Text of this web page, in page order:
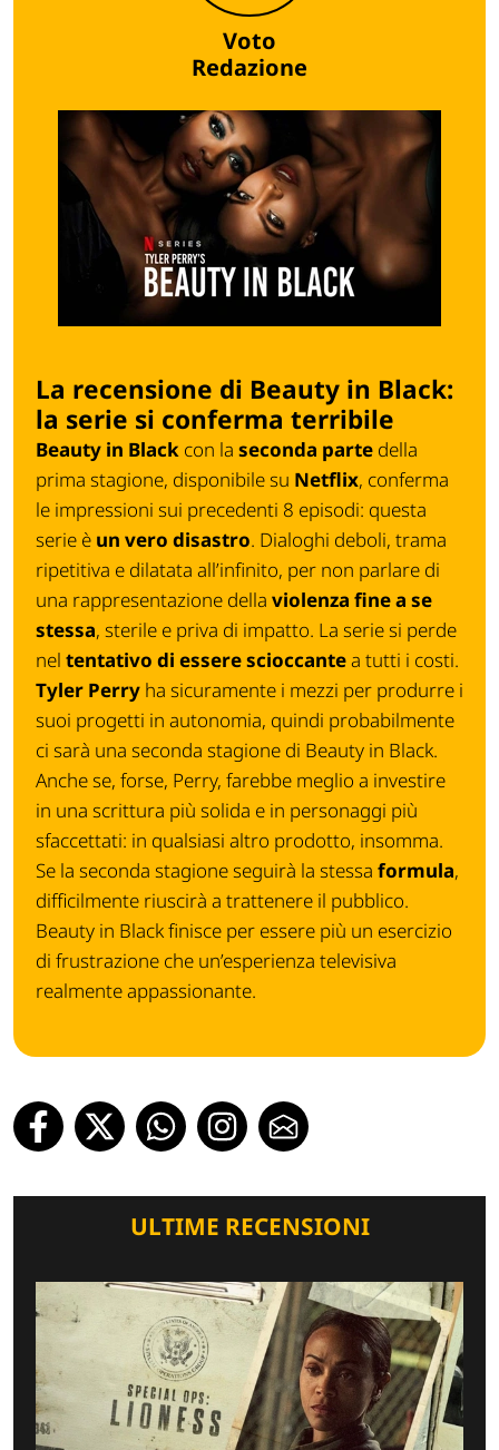
Voto
Redazione
La recensione di Beauty in Black:
la serie si conferma terribile
Beauty in Black con la seconda parte della
prima stagione, disponibile su Netflix, conferma
le impressioni sui precedenti 8 episodi: questa
serie è un vero disastro. Dialoghi deboli, trama
ripetitiva e dilatata all’infinito, per non parlare di
una rappresentazione della violenza fine a se
stessa, sterile e priva di impatto. La serie si perde
nel tentativo di essere scioccantea tutti i costi.
Tyler Perry ha sicuramente i mezzi per produrre i
suoi progetti in autonomia, quindi probabilmente
ci sarà una seconda stagione di Beauty in Black.
Anche se, forse, Perry, farebbe meglio a investire
in una scrittura più solida e in personaggi più
sfaccettati: in qualsiasi altro prodotto, insomma.
Se la seconda stagione seguirà la stessa formula,
difficilmente riuscirà a trattenere il pubblico.
Beauty in Black finisce per essere più un esercizio
di frustrazione che un’esperienza televisiva
realmente appassionante.
ULTIME RECENSIONI